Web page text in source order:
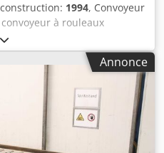
1994, Convoyeur
à rouleaux
: Gubisch, convoyeur à
4.0 -Moteur d’entraînement :
-Vitesse : de 9 à 45 m/min -
-Diamètre des rouleaux :
de transport : environ
-Châssis : réglable en
H1050 mm -Poids : 328 kg
Annonce